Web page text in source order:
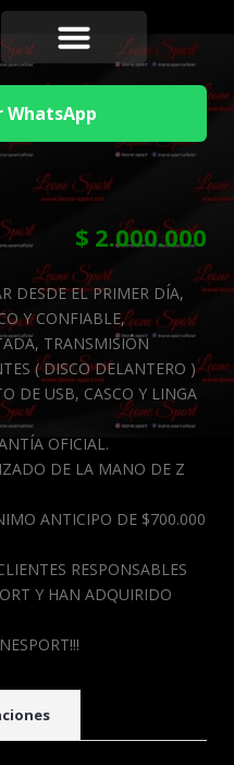
WhatsApp
$ 2.000.000
DESDE EL PRIMER DÍA,
Y CONFIABLE,
TRANSMISIÓN
( DISCO DELANTERO )
DE USB, CASCO Y LINGA
OFICIAL.
DE LA MANO DE Z
ANTICIPO DE $700.000
RESPONSABLES
Y HAN ADQUIRIDO